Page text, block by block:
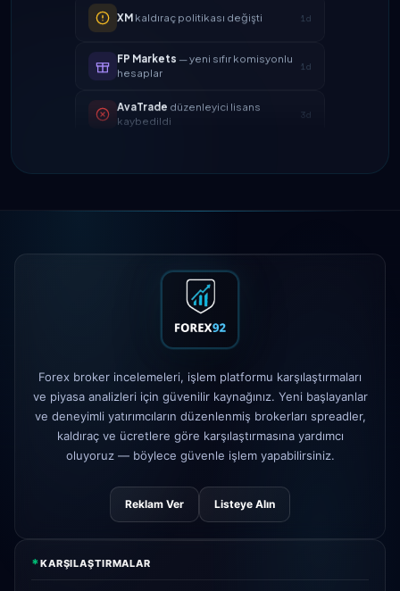
— yeni sıfır komisyonlu
AvaTrade
Tickmillpara çekme hızı artık 24
IC MarketsEUR/USD spreadi
kaldıraç politikası değişti
— yeni sıfır komisyonlu
kaybedildi
3d
Tickmillpara çekme hızı artık 24
4d
Forex broker incelemeleri, işlem platformu karşılaştırmaları
ve piyasa analizleri için güvenilir kaynağınız. Yeni başlayanlar
ve deneyimli yatırımcıların düzenlenmiş brokerları spreadler,
kaldıraç ve ücretlere göre karşılaştırmasına yardımcı
oluyoruz — böylece güvenle işlem yapabilirsiniz.
Reklam Ver Listeye Alın
*KARŞILAŞTIRMALAR